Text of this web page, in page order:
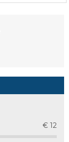
€ 12